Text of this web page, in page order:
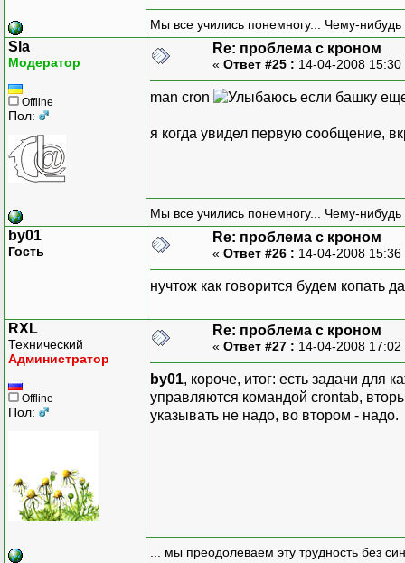
Мы все учились понемногу... Чему-нибудь
Sla
Модератор
Offline
Пол:
Re: проблема с кроном
« Ответ #25 : 14-04-2008
man cron если башку
я когда увидел первую сообщение,
Мы все учились понемногу... Чему-нибудь
by01
Гость
Re: проблема с кроном
« Ответ #26 : 14-04-2008
нучтож как говорится будем копать
RXL
Технический
Администратор
Offline
Пол:
Re: проблема с кроном
« Ответ #27 : 14-04-2008
by01, короче, итог: есть задачи для
управляются командой crontab,
указывать не надо, во втором - надо.
... мы преодолеваем эту трудность без